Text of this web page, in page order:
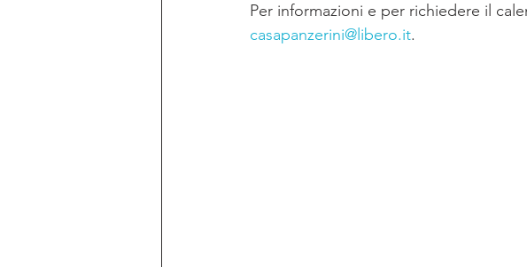
Per informazioni e per richiedere il
casapanzerini@libero.it.